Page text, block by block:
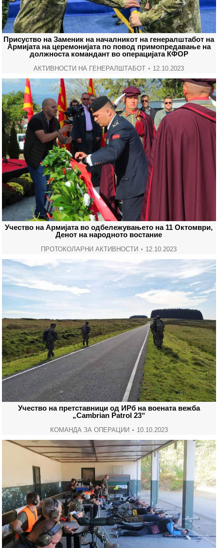
Присуство на Заменик на началникот на генералштабот на
Армијата на церемонијата по повод примопредавање на
должноста командант во операцијата КФОР
АКТИВНОСТИ НА ГЕНЕРАЛШТАБОТ 12.10.2023
Учество на Армијата во одбележувањето на 11 Октомври,
Денот на народното востание
ПРОТОКОЛАРНИ АКТИВНОСТИ 12.10.2023
Учество на претставници од ИРб на воената вежба
„Cambrian Patrol 23“
КОМАНДА ЗА ОПЕРАЦИИ 10.10.2023